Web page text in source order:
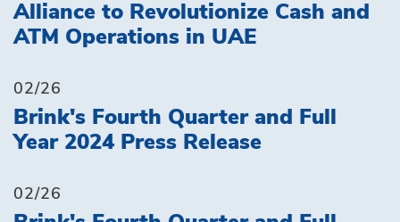
Alliance to Revolutionize Cash and
ATM Operations in UAE
02/26
Brink's Fourth Quarter and Full
Year 2024 Press Release
02/26